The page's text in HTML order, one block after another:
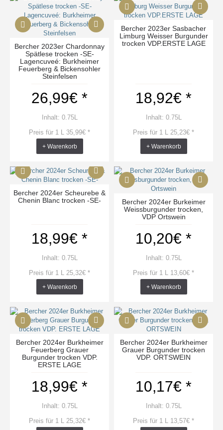
Bercher 2023er Chardonnay
Spätlese trocken -SE-
Lagencuveé: Burkheimer
Feuerberg & Bickensohler
Steinfelsen
26,99€ *
Inhalt: 0.75L
Preis für 1 L 35,99€ *
+ Warenkorb
Bercher 2023er Sasbacher
Limburg Weisser Burgunder
trocken VDP.ERSTE LAGE
18,92€ *
Inhalt: 0.75L
Preis für 1 L 25,23€ *
+ Warenkorb
Bercher 2024er Scheurebe &
Chenin Blanc trocken -SE-
18,99€ *
Inhalt: 0.75L
Preis für 1 L 25,32€ *
+ Warenkorb
Bercher 2024er Burkeimer
Weissburgunder trocken,
VDP Ortswein
10,20€ *
Inhalt: 0.75L
Preis für 1 L 13,60€ *
+ Warenkorb
Bercher 2024er Burkheimer
Feuerberg Grauer
Burgunder trocken VDP.
ERSTE LAGE
18,99€ *
Inhalt: 0.75L
Preis für 1 L 25,32€ *
Bercher 2024er Burkheimer
Grauer Burgunder trocken
VDP. ORTSWEIN
10,17€ *
Inhalt: 0.75L
Preis für 1 L 13,57€ *